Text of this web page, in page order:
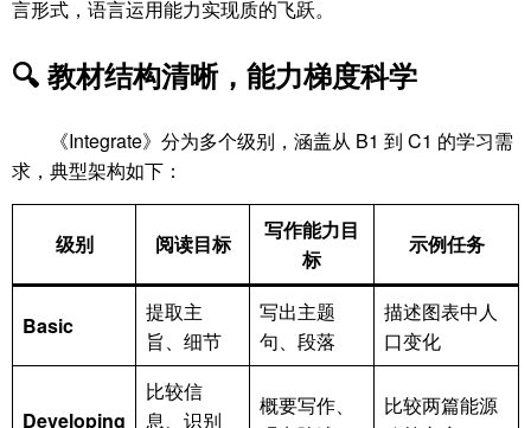
言形式，语言运用能力实现质的飞跃。
🔍 教材结构清晰，能力梯度科学
《Integrate》分为多个级别，涵盖从 B1 到 C1 的学习需
求，典型架构如下：
级别 阅读目标
写作能力目
标
示例任务
Basic
提取主
旨、细节
写出主题
句、段落
描述图表中人
口变化
Developing
比较信
息、识别
概要写作、
比较两篇能源